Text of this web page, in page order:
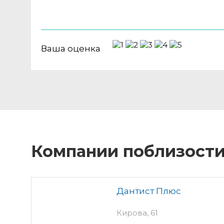
Ваша оценка
Компании поблизости
Дантист Плюс
Кирова, 61